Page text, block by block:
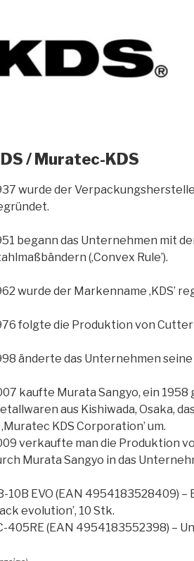
/ Muratec-KDS
wurde der
begann das Unternehmen mit
(‚Convex Rule’).
wurde der Markenname ‚KDS’
folgte die Produktion von
änderte das Unternehmen seine
kaufte Murata Sangyo, ein
aus Kishiwada, Osaka,
KDS Corporation’ um.
verkaufte man die Produktion
Murata Sangyo in das
10B EVO (EAN 4954183528409) –
evolution’, 10 Stk.
405RE (EAN 4954183552398) –